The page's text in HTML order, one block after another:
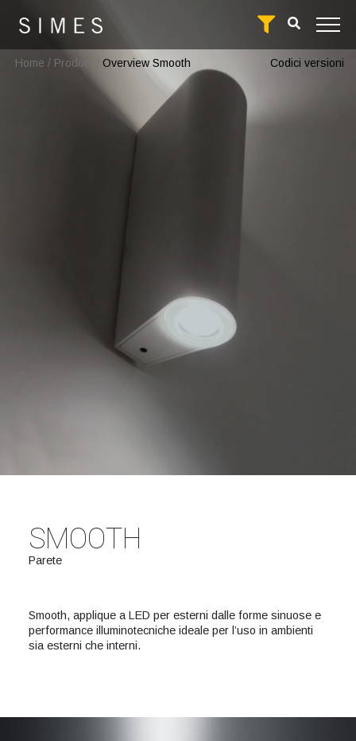
Home / Prodotti Overview Smooth Codici versioni
SMOOTH
Parete
Smooth, applique a LED per esterni dalle forme sinuose e
performance illuminotecniche ideale per l’uso in ambienti
sia esterni che interni.